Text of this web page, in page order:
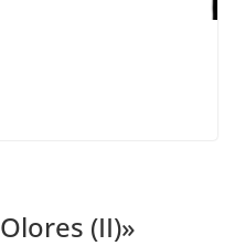
Olores (II)»